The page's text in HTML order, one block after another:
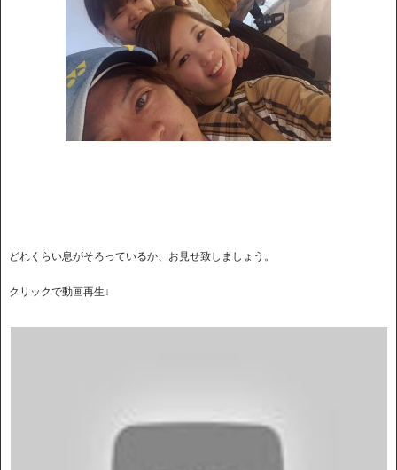
どれくらい息がそろっているか、お見せ致しましょう。
クリックで動画再生↓